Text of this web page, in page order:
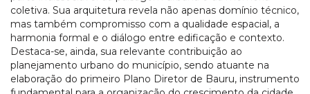
coletiva. Sua arquitetura revela não apenas domínio técnico,
mas também compromisso com a qualidade espacial, a
harmonia formal e o diálogo entre edificação e contexto.
Destaca-se, ainda, sua relevante contribuição ao
planejamento urbano do município, sendo atuante na
elaboração do primeiro Plano Diretor de Bauru, instrumento